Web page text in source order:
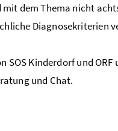
dem Thema nicht
Diagnosekriterien
SOS Kinderdorf und
und Chat.